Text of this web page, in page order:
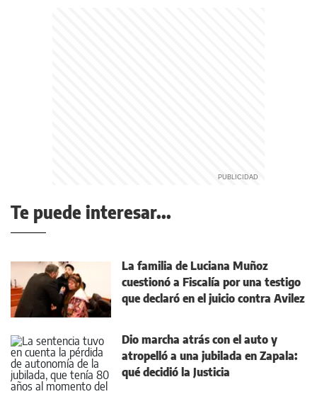
Te puede interesar...
La familia de Luciana Muñoz
cuestionó a Fiscalía por una testigo
que declaró en el juicio contra Avilez
Dio marcha atrás con el auto y
atropelló a una jubilada en Zapala:
qué decidió la Justicia